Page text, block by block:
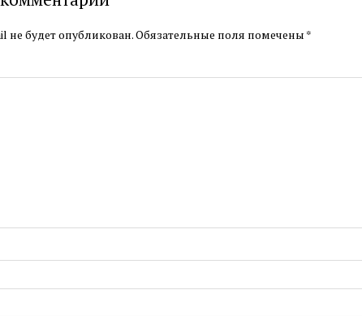
не будет опубликован.Обязательные поля помечены *